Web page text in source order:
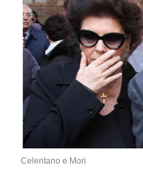
Celentano e Mori